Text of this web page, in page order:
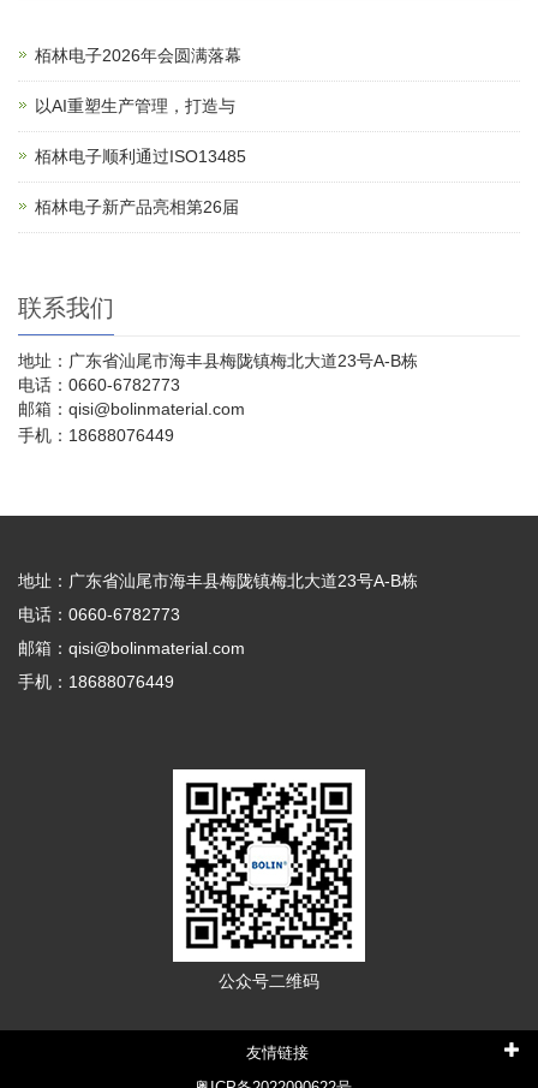
栢林电子2026年会圆满落幕
以AI重塑生产管理，打造与
栢林电子顺利通过ISO13485
栢林电子新产品亮相第26届
联系我们
地址：广东省汕尾市海丰县梅陇镇梅北大道23号A-B栋
电话：0660-6782773
邮箱：qisi@bolinmaterial.com
手机：18688076449
地址：广东省汕尾市海丰县梅陇镇梅北大道23号A-B栋
电话：0660-6782773
邮箱：qisi@bolinmaterial.com
手机：18688076449
公众号二维码
友情链接